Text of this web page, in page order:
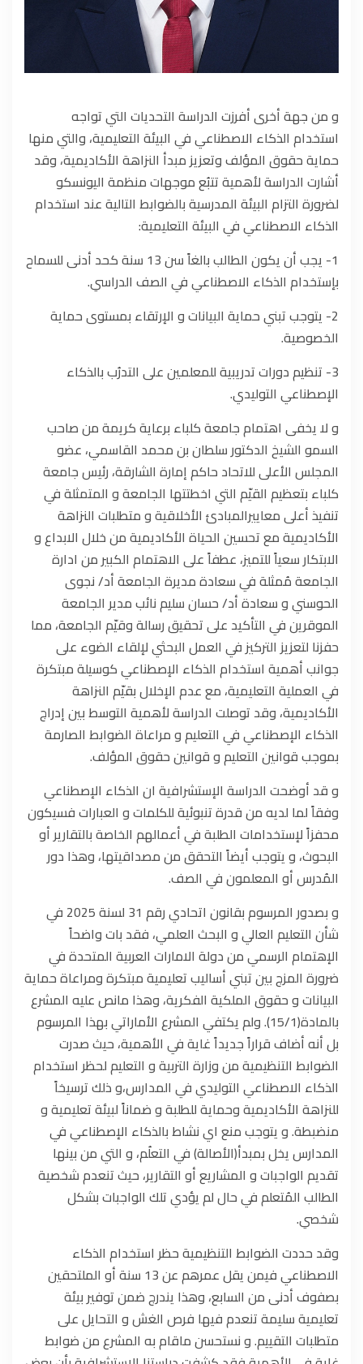
و من جهة أخرى أفرزت الدراسة التحديات التي تواجه
استخدام الذكاء الاصطناعي في البيئة التعليمية، والتي منها
حماية حقوق المؤلف وتعزيز مبدأ النزاهة الأكاديمية، وقد
أشارت الدراسة لأهمية تتبُع موجهات منظمة اليونسكو
لضرورة التزام البيئة المدرسية بالضوابط التالية عند استخدام
الذكاء الاصطناعي في البيئة التعليمية:
1- يجب أن يكون الطالب بالغاً سن 13 سنة كحد أدنى للسماح
بإستخدام الذكاء الاصطناعي في الصف الدراسي.
2- يتوجب تبني حماية البيانات و الإرتقاء بمستوى حماية
الخصوصية.
3- تنظيم دورات تدريبية للمعلمين على التدرُب بالذكاء
الإصطناعي التوليدي.
و لا يخفى اهتمام جامعة كلباء برعاية كريمة من صاحب
السمو الشيخ الدكتور سلطان بن محمد القاسمي، عضو
المجلس الأعلى للاتحاد حاكم إمارة الشارقة، رئيس جامعة
كلباء بتعظيم القيّم التي اخطتتها الجامعة و المتمثلة في
تنفيذ أعلى معاييرالمبادئ الأخلاقية و متطلبات النزاهة
الأكاديمية مع تحسين الحياة الأكاديمية من خلال الابداع و
الابتكار سعياً للتميز، عطفاً على الاهتمام الكبير من ادارة
الجامعة مُمثلة في سعادة مديرة الجامعة أد/ نجوى
الحوسني و سعادة أد/ حسان سليم نائب مدير الجامعة
الموقرين في التأكيد على تحقيق رسالة وقيّم الجامعة، مما
حفزنا لتعزيز التركيز في العمل البحثي لإلقاء الضوء على
جوانب أهمية استخدام الذكاء الإصطناعي كوسيلة مبتكرة
في العملية التعليمية، مع عدم الإخلال بقيّم النزاهة
الأكاديمية، وقد توصلت الدراسة لأهمية التوسط بين إدراج
الذكاء الإصطناعي في التعليم و مراعاة الضوابط الصارمة
بموجب قوانين التعليم و قوانين حقوق المؤلف.
و قد أوضحت الدراسة الإستشرافية ان الذكاء الإصطناعي
وفقاً لما لديه من قدرة تنبوئية للكلمات و العبارات فسيكون
محفزاً لإستخدامات الطلبة في أعمالهم الخاصة بالتقارير أو
البحوث، و يتوجب أيضاً التحقق من مصداقيتها، وهذا دور
المُدرس أو المعلمون في الصف.
و بصدور المرسوم بقانون اتحادي رقم 31 لسنة 2025 في
شأن التعليم العالي و البحث العلمي، فقد بات واضحاً
الإهتمام الرسمي من دولة الامارات العربية المتحدة في
ضرورة المزج بين تبني أساليب تعليمية مبتكرة ومراعاة حماية
البيانات و حقوق الملكية الفكرية، وهذا مانص عليه المشرع
بالمادة(15/1). ولم يكتفي المشرع الأماراتي بهذا المرسوم
بل أنه أضاف قراراً جديداً غاية في الأهمية، حيث صدرت
الضوابط التنظيمية من وزارة التربية و التعليم لحظر استخدام
الذكاء الاصطناعي التوليدي في المدارس،و ذلك ترسيخاً
للنزاهة الأكاديمية وحماية للطلبة و ضماناً لبيئة تعليمية و
منضبطة. و يتوجب منع اي نشاط بالذكاء الإصطناعي في
المدارس يخل بمبدأ(الأصالة) في التعلُم، و التي من بينها
تقديم الواجبات و المشاريع أو التقارير، حيث تنعدم شخصية
الطالب المُتعلم في حال لم يؤدي تلك الواجبات بشكل
شخصي.
وقد حددت الضوابط التنظيمية حظر استخدام الذكاء
الاصطناعي فيمن يقل عمرهم عن 13 سنة أو الملتحقين
بصفوف أدنى من السابع، وهذا يندرج ضمن توفير بيئة
تعليمية سليمة تنعدم فيها فرص الغش و التحايل على
متطلبات التقييم. و نستحسن ماقام به المشرع من ضوابط